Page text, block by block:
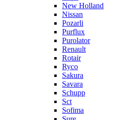
New Holland
Nissan
Pozarli
Purflux
Purolator
Renault
Rotair
Ryco
Sakura
Savara
Schupp
Sct
Sofima